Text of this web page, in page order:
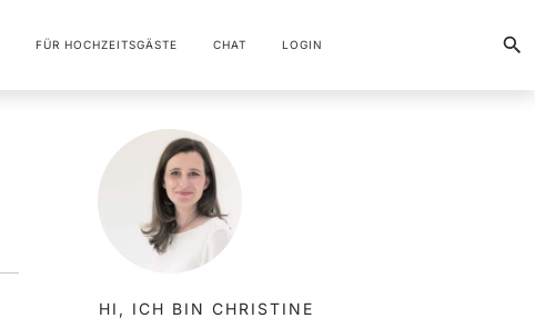
FÜR HOCHZEITSGÄSTE CHAT LOGIN
HI, ICH BIN CHRISTINE